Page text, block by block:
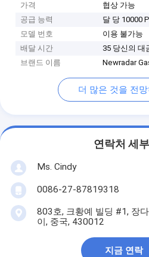
가격
협상 가능
공급 능력
달 당 10000
모델 번호
이용 불가능
배달 시간
35 당신의 대
브랜드 이름
Newradar
더 많은 것을 전
연락처 세
Ms. Cindy
0086-27-87819318
803호, 크황예 빌딩 #1, 장
이, 중국, 430012
지금 연락